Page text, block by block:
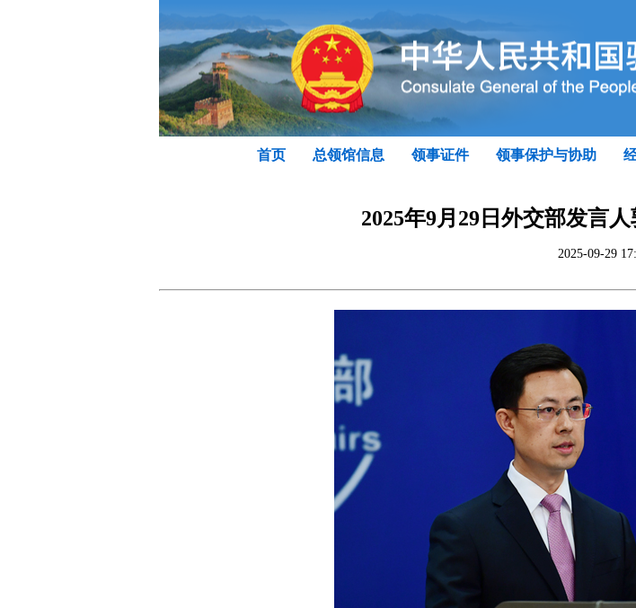
首页 总领馆信息 领事证件 领事保护与协助
2025年9月29日外交部发言
2025-09-29